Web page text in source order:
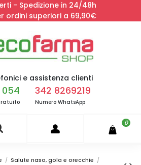
- Spedizione in 24/48h
ordini superiori a 69,90€
e assistenza clienti
054 342 8269219
Numero WhatsApp
0
Salute naso, gola e orecchie